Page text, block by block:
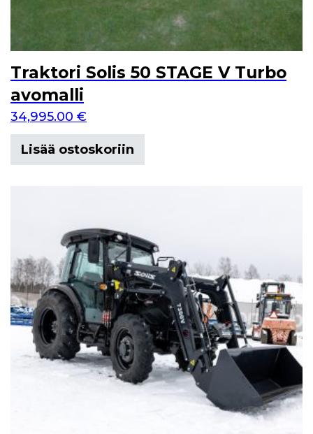
Traktori Solis 50 STAGE V Turbo
avomalli
34,995.00 €
Lisää ostoskoriin